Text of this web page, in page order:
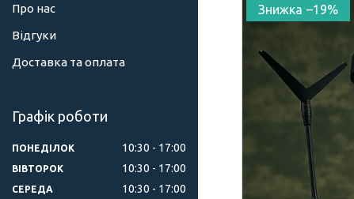
–19%
Про нас
Відгуки
Доставка та оплата
Графік роботи
ПОНЕДІЛОК 10:30 17:00
ВІВТОРОК 10:30 17:00
СЕРЕДА 10:30 17:00